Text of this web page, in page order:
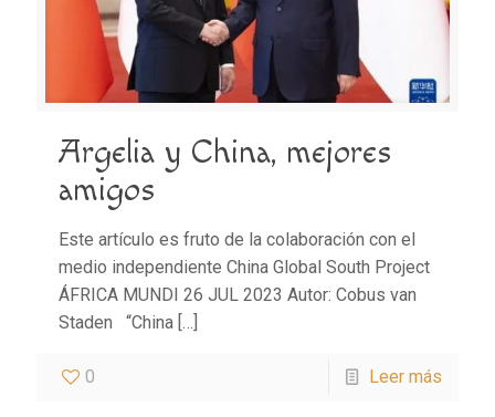
Argelia y China, mejores
amigos
Este artículo es fruto de la colaboración con el
medio independiente China Global South Project
ÁFRICA MUNDI 26 JUL 2023 Autor: Cobus van
Staden “China […]
0 Leer más